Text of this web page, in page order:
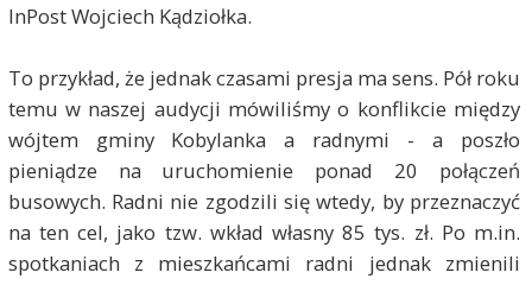
InPost Wojciech Kądziołka.
To przykład, że jednak czasami presja ma sens. Pół roku
temu w naszej audycji mówiliśmy o konflikcie między
wójtem gminy Kobylanka a radnymi - a poszło
pieniądze na uruchomienie ponad 20 połączeń
busowych. Radni nie zgodzili się wtedy, by przeznaczyć
na ten cel, jako tzw. wkład własny 85 tys. zł. Po m.in.
spotkaniach z mieszkańcami radni jednak zmienili